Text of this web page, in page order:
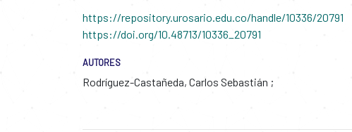
https://repository.urosario.edu.co/handle/10336/20791
https://doi.org/10.48713/10336_20791
AUTORES
Rodríguez-Castañeda, Carlos Sebastián